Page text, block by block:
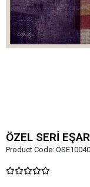
ÖZEL SERİ
Product Code: